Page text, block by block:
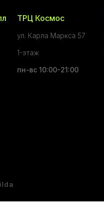
ТРЦ Космос
ул. Карла Маркса 57
1-этаж
пн-вс 10:00-21:00